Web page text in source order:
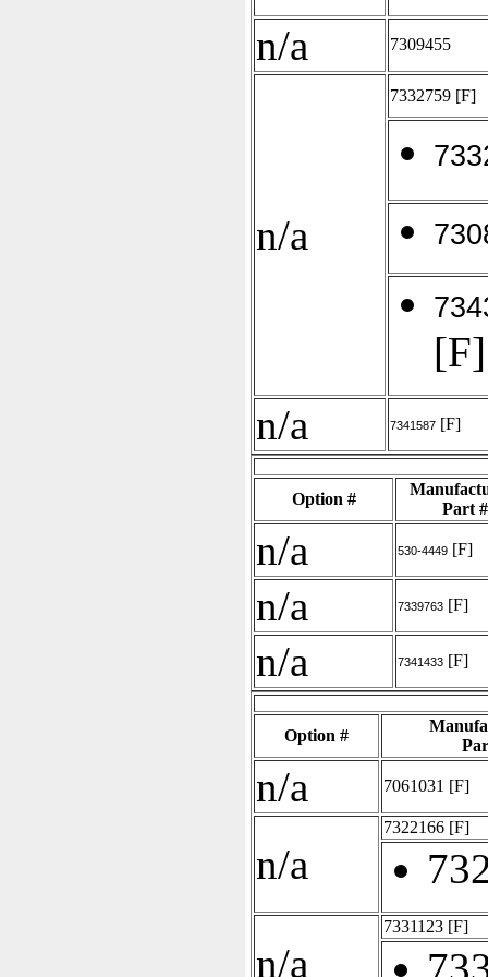
n/a 7309455
n/a
7332759 [F]
[F]
n/a
7341587 [F]
Option #
Part #
n/a 530-4449 [F]
n/a 7339763 [F]
n/a 7341433 [F]
Option #
n/a 7061031 [F]
n/a
7322166 [F]
n/a
7331123 [F]